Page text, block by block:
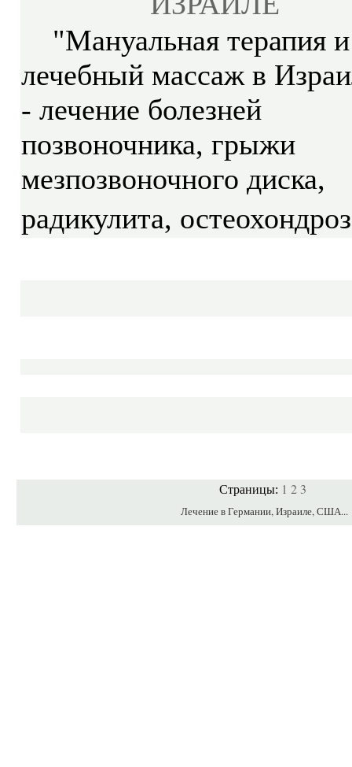
"Мануальная терапия и
лечебный массаж в
- лечение болезней
позвоночника, грыжи
мезпозвоночного диска,
радикулита,
Страницы: 1 2 3
Лечение в Германии, Израиле, США...